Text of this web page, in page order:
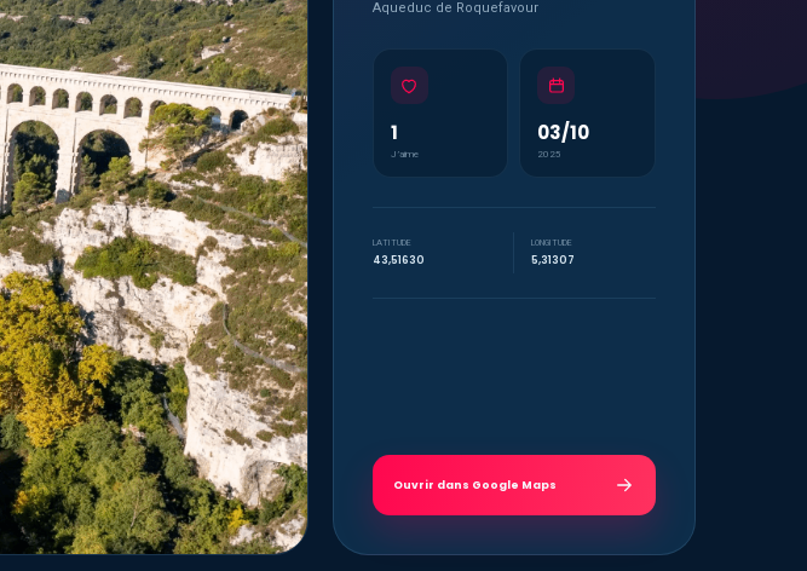
Aqueduc de Roquefavour
1
J’aime
03/10
2025
LATITUDE
43,51630
LONGITUDE
5,31307
Ouvrir dans Google Maps